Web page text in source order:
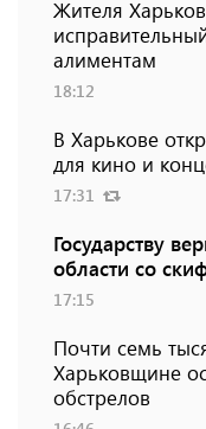
Жителя
алиментам
18:12
В Харькове
для кино и
17:31
Государству
области со
17:15
Почти семь
Харьковщине
обстрелов